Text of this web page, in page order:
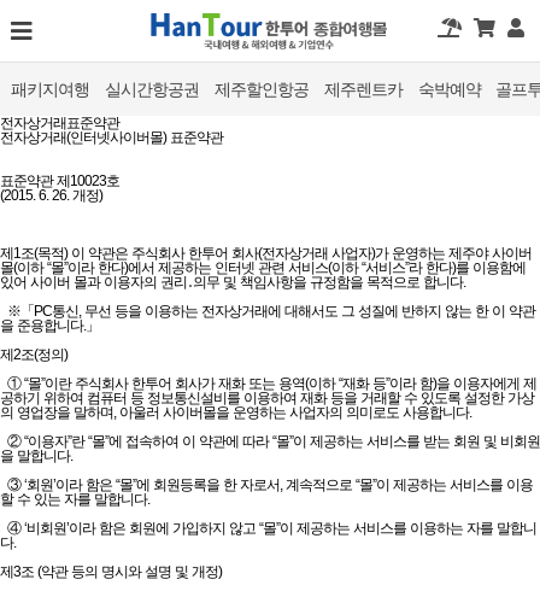
패키지여행 실시간항공권 제주할인항공 제주렌트카 숙박예약 골프
전자상거래표준약관
전자상거래(인터넷사이버몰) 표준약관
표준약관 제10023호
(2015. 6. 26. 개정)
제1조(목적) 이 약관은 주식회사 한투어 회사(전자상거래 사업자)가 운영하는 제주야 사이버
몰(이하 “몰”이라 한다)에서 제공하는 인터넷 관련 서비스(이하 “서비스”라 한다)를 이용함에
있어 사이버 몰과 이용자의 권리․의무 및 책임사항을 규정함을 목적으로 합니다.
※「PC통신, 무선 등을 이용하는 전자상거래에 대해서도 그 성질에 반하지 않는 한 이 약관
을 준용합니다.」
제2조(정의)
① “몰”이란 주식회사 한투어 회사가 재화 또는 용역(이하 “재화 등”이라 함)을 이용자에게 제
공하기 위하여 컴퓨터 등 정보통신설비를 이용하여 재화 등을 거래할 수 있도록 설정한 가상
의 영업장을 말하며, 아울러 사이버몰을 운영하는 사업자의 의미로도 사용합니다.
② “이용자”란 “몰”에 접속하여 이 약관에 따라 “몰”이 제공하는 서비스를 받는 회원 및 비회원
을 말합니다.
③ ‘회원’이라 함은 “몰”에 회원등록을 한 자로서, 계속적으로 “몰”이 제공하는 서비스를 이용
할 수 있는 자를 말합니다.
④ ‘비회원’이라 함은 회원에 가입하지 않고 “몰”이 제공하는 서비스를 이용하는 자를 말합니
다.
제3조 (약관 등의 명시와 설명 및 개정)